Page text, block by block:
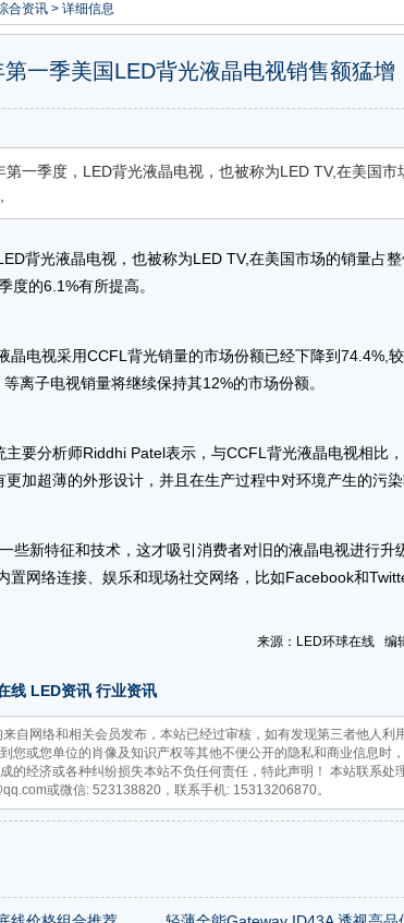
合资讯 > 详细信息
第一季美国LED背光液晶电视销售额猛增
第一季度，LED背光液晶电视，也被称为LED TV,在美国市
背光液晶电视，也被称为LED TV,在美国市场的销量占
度的6.1%有所提高。
电视采用CCFL背光销量的市场份额已经下降到74.4%,
离子电视销量将继续保持其12%的市场份额。
分析师Riddhi Patel表示，与CCFL背光液晶电视相比
加超薄的外形设计，并且在生产过程中对环境产生的污染
新特征和技术，这才吸引消费者对旧的液晶电视进行升
置网络连接、娱乐和现场社交网络，比如Facebook和
来源：LED环球在线 编
线 LED资讯 行业资讯
自网络和相关会员发布，本站已经过审核，如有发现第三者他人利
您或您单位的肖像及知识产权等其他不便公开的隐私和商业信息时
的经济或各种纠纷损失本站不负任何责任，特此声明！ 本站联系处
或微信: 523138820，联系手机: 15313206870。